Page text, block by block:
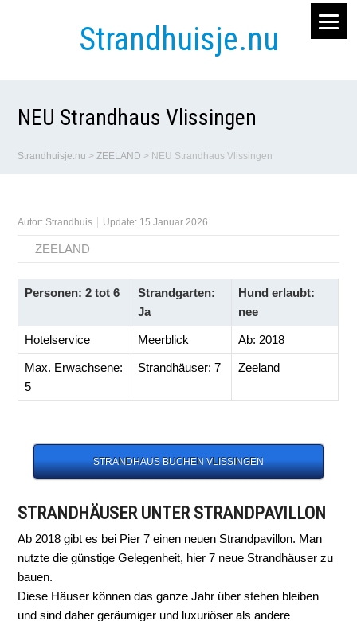
Strandhuisje.nu
NEU Strandhaus Vlissingen
Strandhuisje.nu >ZEELAND > NEU Strandhaus Vlissingen
Autor: Strandhuis Update: 15 Januar 2026
ZEELAND
Personen: 2 tot 6
Strandgarten:
Ja
Hund erlaubt:
nee
Hotelservice Meerblick Ab: 2018
Max. Erwachsene:
5
Strandhäuser: 7 Zeeland
STRANDHAUS BUCHEN VLISSINGEN
STRANDHÄUSER UNTER STRANDPAVILLON
Ab 2018 gibt es bei Pier 7 einen neuen Strandpavillon. Man
nutzte die günstige Gelegenheit, hier 7 neue Strandhäuser zu
bauen.
Diese Häuser können das ganze Jahr über stehen bleiben
und sind daher geräumiger und luxuriöser als andere